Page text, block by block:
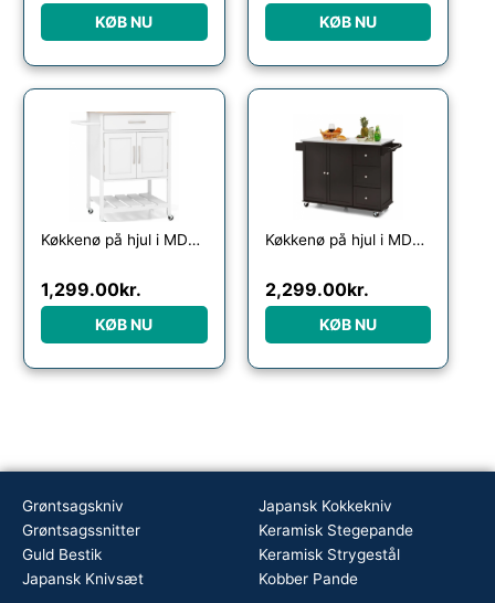
KØB NU KØB NU
Køkkenø på hjul i MDF og gummitræ H90 x B73 x D48 cm – Hvid/Natur
1,299.00kr.
KØB NU
Køkkenø på hjul i MDF og rustfri stål H91,5 x B113,5 – 135 x D45,5 cm – Mørkebrun/Stål
2,299.00kr.
KØB NU
Grøntsagskniv
Grøntsagssnitter
Guld Bestik
Japansk Knivsæt
Japansk Kokkekniv
Keramisk Stegepande
Keramisk Strygestål
Kobber Pande